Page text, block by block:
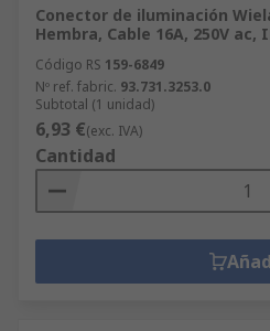
Conector de iluminación
Hembra, Cable 16A, 250V ac,
Código RS 159-6849
Nº ref. fabric. 93.731.3253.0
Subtotal (1 unidad)
6,93 €(exc. IVA)
Cantidad